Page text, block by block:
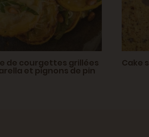
de courgettes grillées
et pignons de pin
Cake